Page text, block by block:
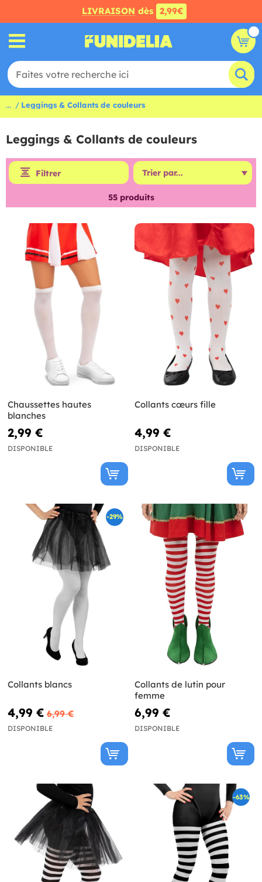
LIVRAISON dès 2,99€
... Leggings & Collants de couleurs
Leggings & Collants de couleurs
Filtrer
55produits
Chaussettes hautes
blanches
2,99 €
DISPONIBLE
Collants cœurs fille
4,99 €
DISPONIBLE
-29%
Collants blancs
4,99 € 6,99 €
DISPONIBLE
Collants de lutin pour
femme
6,99 €
DISPONIBLE
-63%